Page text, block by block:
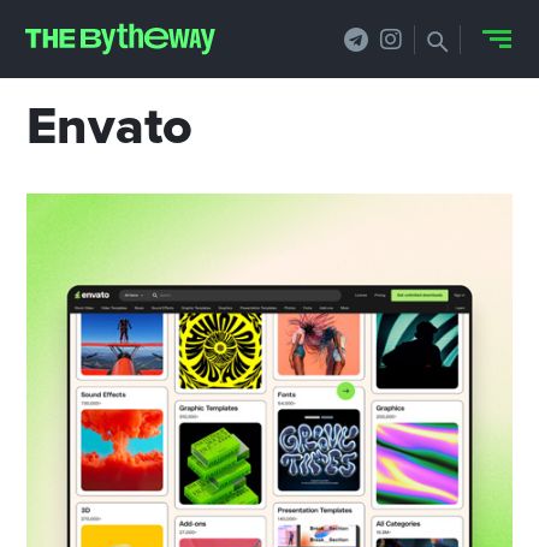
Envato
PRO.ОБЗОР
ФИЛОСОФИЯ
КРЕАТИВА
БИЗНЕС И
ТЕХНОЛОГИИ
ФЕСТИВАЛИ